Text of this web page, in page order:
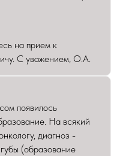
на прием к
С уважением, О.А.
появилось
На всякий
диагноз -
(образование